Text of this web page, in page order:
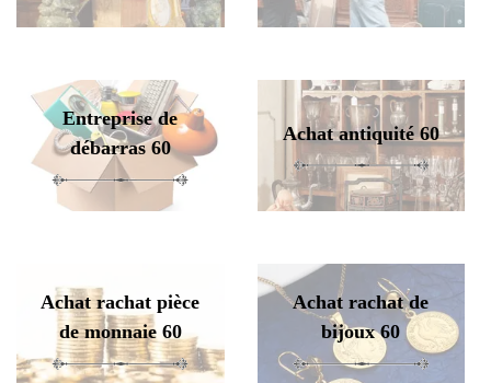
Entreprise de
débarras 60
Achat antiquité 60
Achat rachat pièce
de monnaie 60
Achat rachat de
bijoux 60